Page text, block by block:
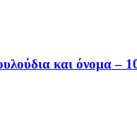
και όνομα –